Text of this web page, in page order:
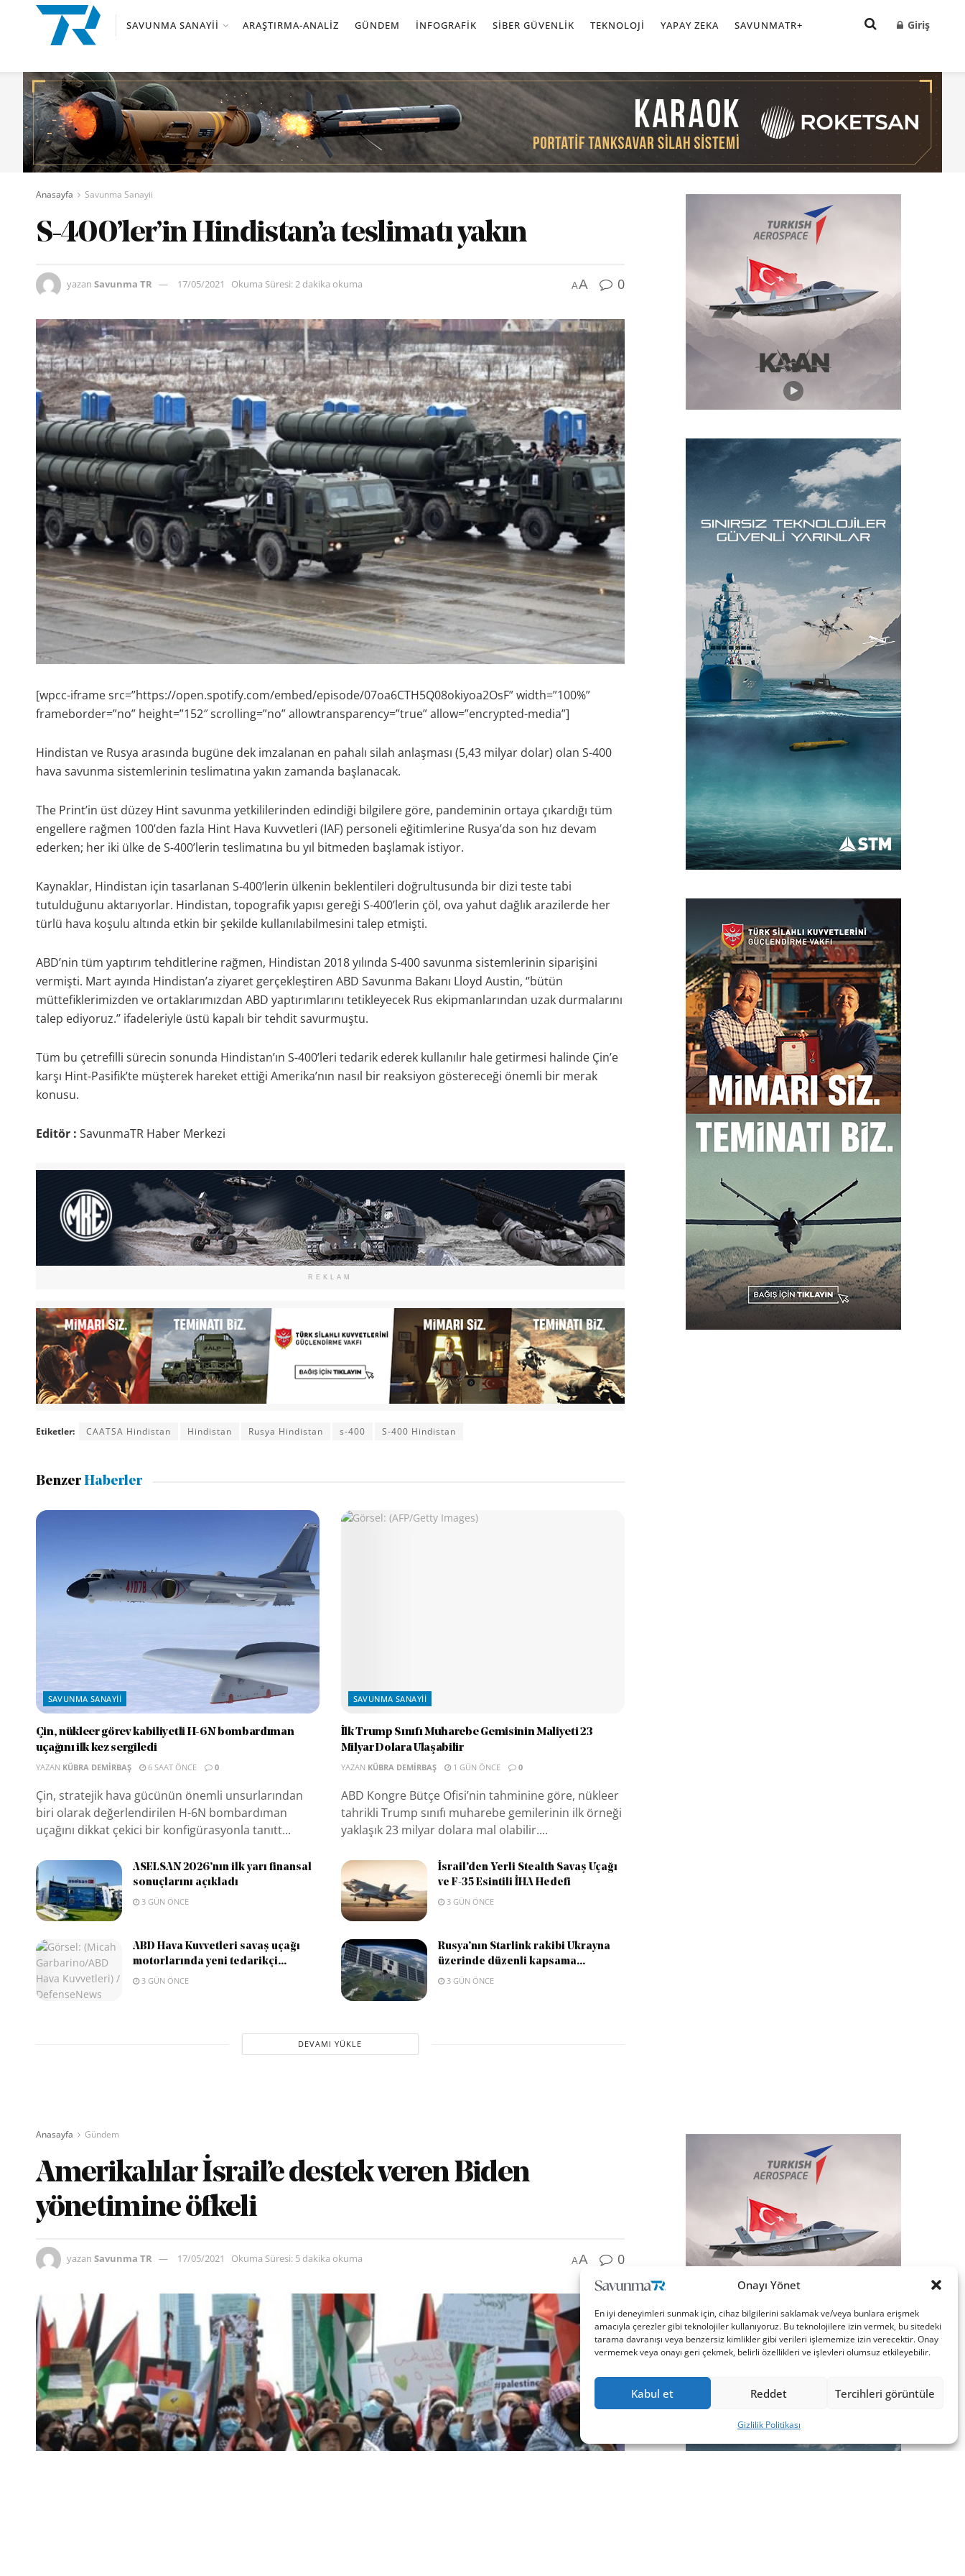
Onayı Yönet
En iyi deneyimleri sunmak için, cihaz bilgilerini saklamak ve/veya bunlara erişmek
amacıyla çerezler gibi teknolojiler kullanıyoruz. Bu teknolojilere izin vermek, bu sitedeki
tarama davranışı veya benzersiz kimlikler gibi verileri işlememize izin verecektir. Onay
vermemek veya onayı geri çekmek, belirli özellikleri ve işlevleri olumsuz etkileyebilir.
Kabul et Reddet Tercihleri görüntüle
Gizlilik Politikası
SAVUNMA SANAYII ARAŞTIRMA-ANALIZ GÜNDEM İNFOGRAFIK SIBER GÜVENLIK TEKNOLOJI YAPAY ZEKA SAVUNMATR+ Giriş
Anasayfa Savunma Sanayii
S-400’ler’in Hindistan’a teslimatı yakın
yazan Savunma TR 17/05/2021 Okuma Süresi: 2 dakika okuma AA 0
[wpcc-iframe src=”https://open.spotify.com/embed/episode/07oa6CTH5Q08okiyoa2OsF” width=”100%”
frameborder=”no” height=”152″ scrolling=”no” allowtransparency=”true” allow=”encrypted-media”]
Hindistan ve Rusya arasında bugüne dek imzalanan en pahalı silah anlaşması (5,43 milyar dolar) olan S-400
hava savunma sistemlerinin teslimatına yakın zamanda başlanacak.
The Print’in üst düzey Hint savunma yetkililerinden edindiği bilgilere göre, pandeminin ortaya çıkardığı tüm
engellere rağmen 100’den fazla Hint Hava Kuvvetleri (IAF) personeli eğitimlerine Rusya’da son hız devam
ederken; her iki ülke de S-400’lerin teslimatına bu yıl bitmeden başlamak istiyor.
Kaynaklar, Hindistan için tasarlanan S-400’lerin ülkenin beklentileri doğrultusunda bir dizi teste tabi
tutulduğunu aktarıyorlar. Hindistan, topografik yapısı gereği S-400’lerin çöl, ova yahut dağlık arazilerde her
türlü hava koşulu altında etkin bir şekilde kullanılabilmesini talep etmişti.
ABD’nin tüm yaptırım tehditlerine rağmen, Hindistan 2018 yılında S-400 savunma sistemlerinin siparişini
vermişti. Mart ayında Hindistan’a ziyaret gerçekleştiren ABD Savunma Bakanı Lloyd Austin, ‘’bütün
müttefiklerimizden ve ortaklarımızdan ABD yaptırımlarını tetikleyecek Rus ekipmanlarından uzak durmalarını
talep ediyoruz.’’ ifadeleriyle üstü kapalı bir tehdit savurmuştu.
Tüm bu çetrefilli sürecin sonunda Hindistan’ın S-400’leri tedarik ederek kullanılır hale getirmesi halinde Çin’e
karşı Hint-Pasifik’te müşterek hareket ettiği Amerika’nın nasıl bir reaksiyon göstereceği önemli bir merak
konusu.
Editör : SavunmaTR Haber Merkezi
REKLAM
Etiketler: CAATSA Hindistan Hindistan Rusya Hindistan s-400 S-400 Hindistan
BenzerHaberler
SAVUNMA SANAYII
Çin, nükleer görev kabiliyetli H-6N bombardıman
uçağını ilk kez sergiledi
YAZAN KÜBRA DEMIRBAŞ 6 SAAT ÖNCE 0
Çin, stratejik hava gücünün önemli unsurlarından
biri olarak değerlendirilen H-6N bombardıman
uçağını dikkat çekici bir konfigürasyonla tanıtt...
SAVUNMA SANAYII
İlk Trump Sınıfı Muharebe Gemisinin Maliyeti 23
Milyar Dolara Ulaşabilir
YAZAN KÜBRA DEMIRBAŞ 1 GÜN ÖNCE 0
ABD Kongre Bütçe Ofisi’nin tahminine göre, nükleer
tahrikli Trump sınıfı muharebe gemilerinin ilk örneği
yaklaşık 23 milyar dolara mal olabilir....
ASELSAN 2026’nın ilk yarı finansal
sonuçlarını açıkladı
3 GÜN ÖNCE
İsrail’den Yerli Stealth Savaş Uçağı
ve F-35 Esintili İHA Hedefi
3 GÜN ÖNCE
ABD Hava Kuvvetleri savaş uçağı
motorlarında yeni tedarikçi...
3 GÜN ÖNCE
Rusya’nın Starlink rakibi Ukrayna
üzerinde düzenli kapsama...
3 GÜN ÖNCE
DEVAMI YÜKLE
Anasayfa Gündem
Amerikalılar İsrail’e destek veren Biden
yönetimine öfkeli
yazan Savunma TR 17/05/2021 Okuma Süresi: 5 dakika okuma AA 0